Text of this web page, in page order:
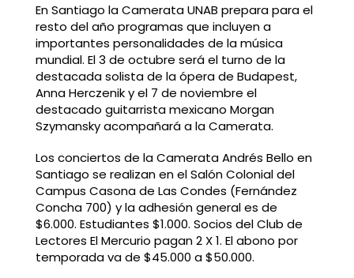
En Santiago la Camerata UNAB prepara para el
resto del año programas que incluyen a
importantes personalidades de la música
mundial. El 3 de octubre será el turno de la
destacada solista de la ópera de Budapest,
Anna Herczenik y el 7 de noviembre el
destacado guitarrista mexicano Morgan
Szymansky acompañará a la Camerata.
Los conciertos de la Camerata Andrés Bello en
Santiago se realizan en el Salón Colonial del
Campus Casona de Las Condes (Fernández
Concha 700) y la adhesión general es de
$6.000. Estudiantes $1.000. Socios del Club de
Lectores El Mercurio pagan 2 X 1. El abono por
temporada va de $45.000 a $50.000.